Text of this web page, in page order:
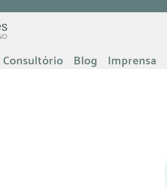
Consultório Blog Imprensa